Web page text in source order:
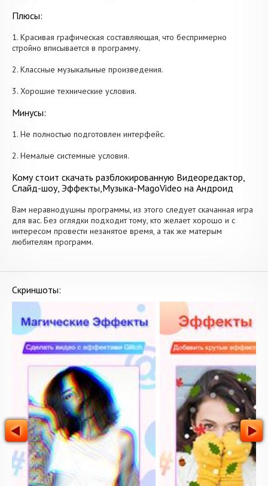
Плюсы:
1. Красивая графическая составляющая, что беспримерно
стройно вписывается в программу.
2. Классные музыкальные произведения.
3. Хорошие технические условия.
Минусы:
1. Не полностью подготовлен интерфейс.
2. Немалые системные условия.
Кому стоит скачать разблокированную Видеоредактор,
Слайд-шоу, Эффекты,Музыка-MagoVideo на Андроид
Вам неравнодушны программы, из этого следует скачанная игра
для вас. Без оглядки подходит тому, кто желает хорошо и с
интересом провести незанятое время, а так же матерым
любителям программ.
Скриншоты: